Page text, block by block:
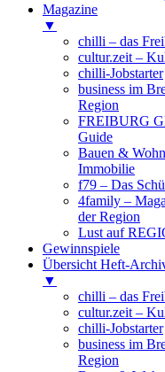
Magazine
▼
chilli – das
cultur.zeit –
chilli-Jobstarter
business im
Region
FREIBURG
Guide
Bauen &
Immobilie
f79 – Das
4family –
der Region
Lust auf
Gewinnspiele
Übersicht Heft-
▼
chilli – das
cultur.zeit –
chilli-Jobstarter
business im
Region